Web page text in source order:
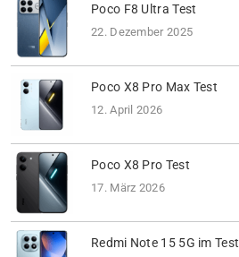
Poco F8 Ultra Test
22. Dezember 2025
Poco X8 Pro Max Test
12. April 2026
Poco X8 Pro Test
17. März 2026
Redmi Note 15 5G im Test